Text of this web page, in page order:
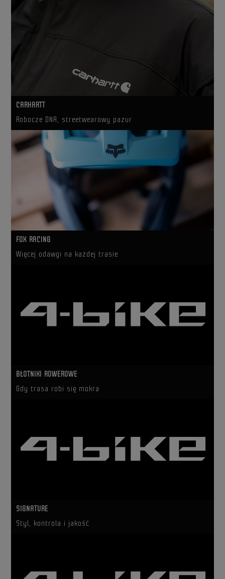
CARHARTT
Robocze DNA, streetwearowy pazur
FOX RACING
Więcej odawgi na każdej trasie
BŁOTNIKI ROWEROWE
Gdy trasa robi się mokra
SIGNATURE
Styl, kontrola i jakość